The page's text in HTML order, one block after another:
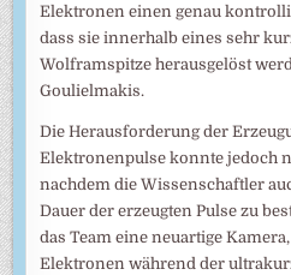
Elektronen einen genau
dass sie innerhalb eines sehr
Wolframspitze herausgelöst
Goulielmakis.
Die Herausforderung der
Elektronenpulse konnte jedoch
nachdem die Wissenschaftler
Dauer der erzeugten Pulse zu
das Team eine neuartige
Elektronen während der